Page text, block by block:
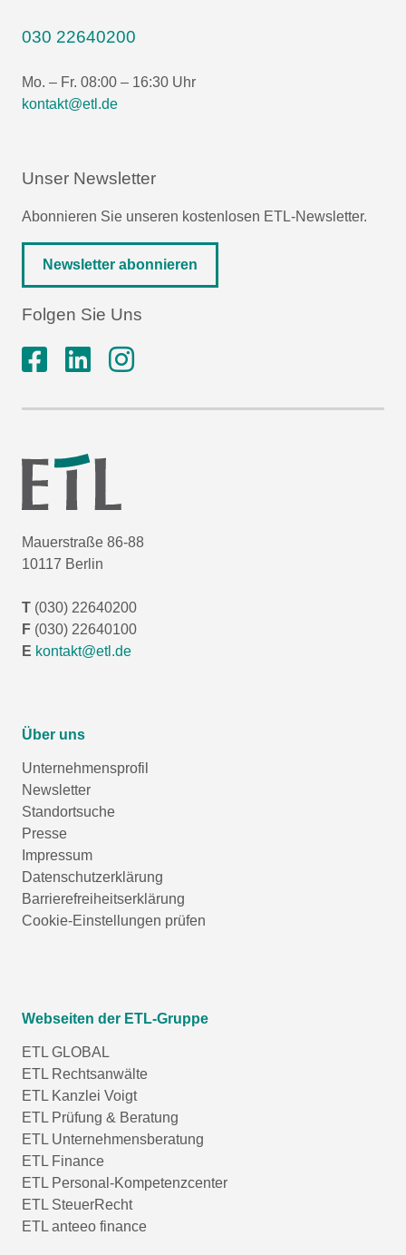
030 22640200
Mo. – Fr. 08:00 – 16:30 Uhr
kontakt@etl.de
Unser Newsletter
Abonnieren Sie unseren kostenlosen ETL-Newsletter.
Newsletter abonnieren
Folgen Sie Uns
Mauerstraße 86-88
10117 Berlin
T (030) 22640200
F (030) 22640100
E kontakt@etl.de
Über uns
Unternehmensprofil
Newsletter
Standortsuche
Presse
Impressum
Datenschutzerklärung
Barrierefreiheitserklärung
Cookie-Einstellungen prüfen
Webseiten der ETL-Gruppe
ETL GLOBAL
ETL Rechtsanwälte
ETL Kanzlei Voigt
ETL Prüfung & Beratung
ETL Unternehmensberatung
ETL Finance
ETL Personal-Kompetenzcenter
ETL SteuerRecht
ETL anteeo finance